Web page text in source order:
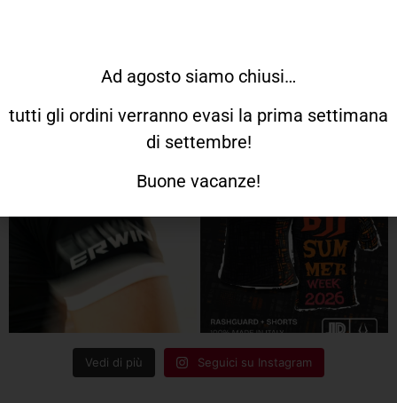
Vedi di più Seguici su Instagram
Ad agosto siamo chiusi…
tutti gli ordini verranno evasi la prima settimana
di settembre!
Buone vacanze!